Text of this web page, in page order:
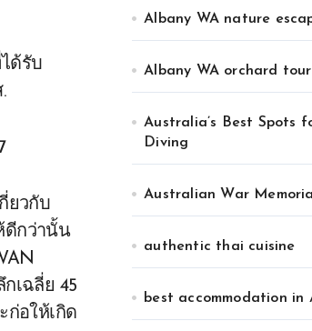
ด้รับ
ยวกับ
ดีกว่านั้น
เฉลี่ย 45
ก่อให้เกิด
Albany WA nature
Albany WA orchard
Australia’s Best Spots
Diving
Australian War Memorial
authentic thai cuisine
best accommodation in